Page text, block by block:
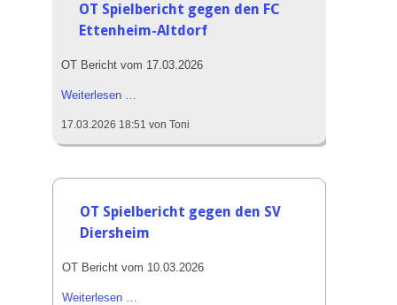
Erfolge
OT Spielbericht gegen den FC
Ettenheim-Altdorf
OT Bericht vom 17.03.2026
Weiterlesen …
gegen
den
Altdorf
17.03.2026 18:51 von Toni
OT Spielbericht gegen den SV
Diersheim
OT Bericht vom 10.03.2026
Weiterlesen …